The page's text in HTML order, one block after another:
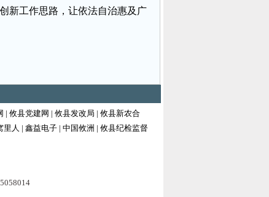
新工作思路，让依法自治惠及广
| 攸县党建网 | 攸县发改局 | 攸县新农合
里人 | 鑫益电子 | 中国攸洲 | 攸县纪检监督